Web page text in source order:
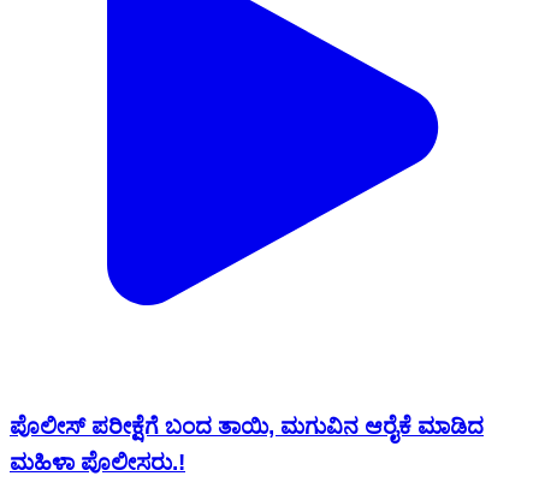
ಪೊಲೀಸ್ ಪರೀಕ್ಷೆಗೆ ಬಂದ ತಾಯಿ, ಮಗುವಿನ ಆರೈಕೆ ಮಾಡಿದ
ಮಹಿಳಾ ಪೊಲೀಸರು.!